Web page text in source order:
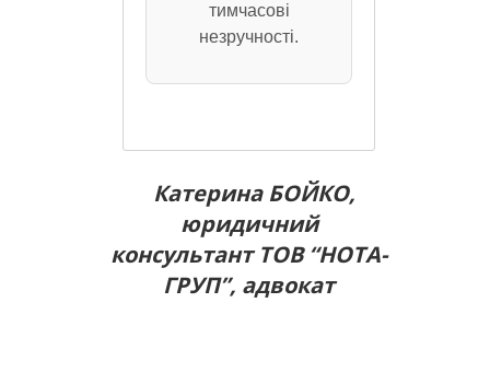
тимчасові
незручності.
Катерина БОЙКО,
юридичний
консультант ТОВ “НОТА-
ГРУП”, адвокат